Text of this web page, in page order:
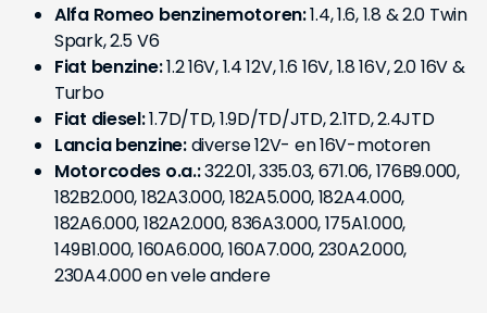
Alfa Romeo benzinemotoren:1.4, 1.6, 1.8 & 2.0 Twin
Spark, 2.5 V6
Fiat benzine:1.2 16V, 1.4 12V, 1.6 16V, 1.8 16V, 2.0 16V &
Turbo
Fiat diesel:1.7D/TD, 1.9D/TD/JTD, 2.1TD, 2.4JTD
Lancia benzine:diverse 12V- en 16V-motoren
Motorcodes o.a.:322.01, 335.03, 671.06, 176B9.000,
182B2.000, 182A3.000, 182A5.000, 182A4.000,
182A6.000, 182A2.000, 836A3.000, 175A1.000,
149B1.000, 160A6.000, 160A7.000, 230A2.000,
230A4.000 en vele andere